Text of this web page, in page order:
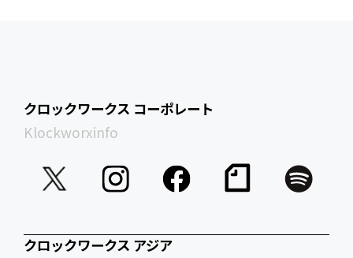
クロックワークス コーポレート
Klockworxinfo
クロックワークス アジア